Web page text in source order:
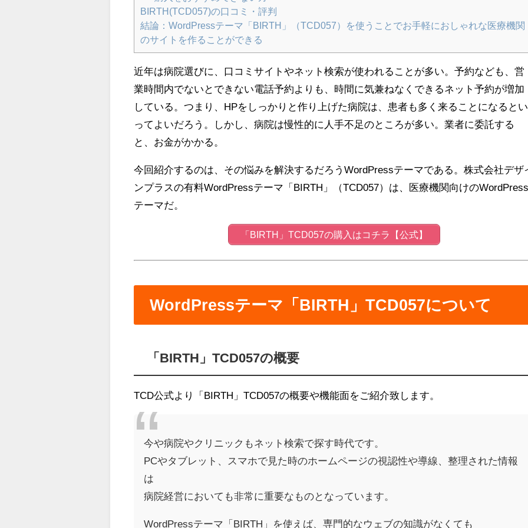
BIRTH(TCD057)の口コミ・評判
結論：WordPressテーマ「BIRTH」（TCD057）を使うことでお手軽におしゃれな医療機関
のサイトを作ることができる
近年は病院選びに、口コミサイトやネット検索が使われることが多い。予約なども、営
業時間内でないとできない電話予約よりも、時間に気兼ねなくできるネット予約が増加
している。つまり、HPをしっかりと作り上げた病院は、患者も多く来ることになるとい
ってよいだろう。しかし、病院は慢性的に人手不足のところが多い。業者に委託する
と、お金がかかる。
今回紹介するのは、その悩みを解決するだろうWordPressテーマである。株式会社デザ
ンプラスの有料WordPressテーマ「BIRTH」（TCD057）は、医療機関向けのWordPress
テーマだ。
「BIRTH」TCD057の購入はコチラ【公式】
WordPressテーマ「BIRTH」TCD057について
「BIRTH」TCD057の概要
TCD公式より「BIRTH」TCD057の概要や機能面をご紹介致します。
今や病院やクリニックもネット検索で探す時代です。
PCやタブレット、スマホで見た時のホームページの視認性や導線、整理された情報
は
病院経営においても非常に重要なものとなっています。
WordPressテーマ「BIRTH」を使えば、専門的なウェブの知識がなくても